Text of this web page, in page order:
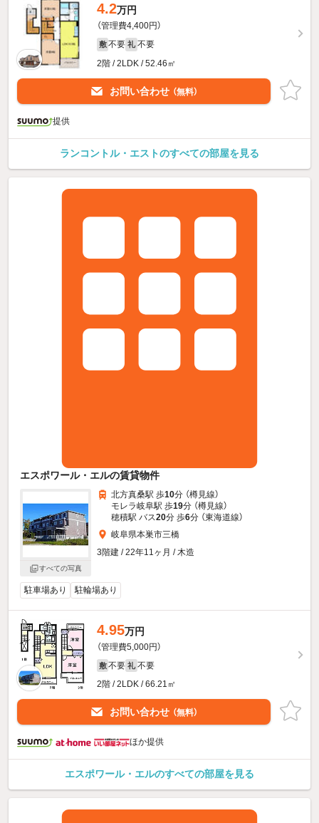
4.2万円
（管理費4,400円）
敷 不要 礼 不要
2階 / 2LDK / 52.46㎡
お問い合わせ （無料）
提供
ランコントル・エストのすべての部屋を見る
エスポワール・エルの賃貸物件
すべての写真
北方真桑駅 歩10分 （樽見線）
モレラ岐阜駅 歩19分 （樽見線）
穂積駅 バス20分 歩6分 （東海道線）
岐阜県本巣市三橋
3階建 / 22年11ヶ月 / 木造
駐車場あり 駐輪場あり
4.95万円
（管理費5,000円）
敷 不要 礼 不要
2階 / 2LDK / 66.21㎡
お問い合わせ （無料）
ほか提供
エスポワール・エルのすべての部屋を見る